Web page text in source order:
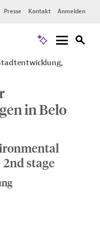
Presse Kontakt Anmelden
in Belo
stage